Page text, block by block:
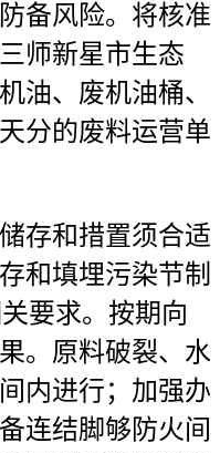
备风险。将核准
师新星市生态
油、废机油桶、
分的废料运营单
和措置须合适
和填埋污染节制
要求。按期向
。原料破裂、水
内进行；加强办
连结脚够防火间